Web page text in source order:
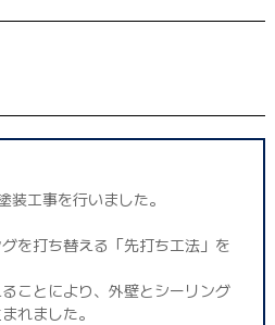
装工事を行いました。
を打ち替える「先打ち工法」を
ことにより、外壁とシーリング
れました。